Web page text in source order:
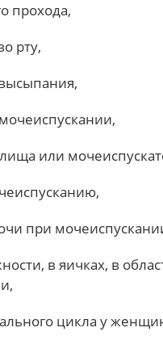
прохода,
рту,
или
при
в яичках, в
цикла у